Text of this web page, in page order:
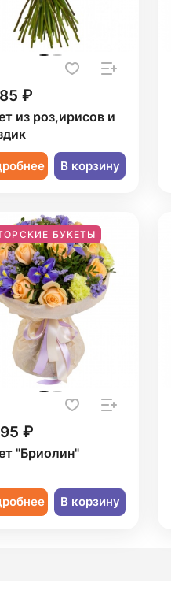
₽
из роз,ирисов и
В корзину
БУКЕТЫ
₽
"Бриолин"
В корзину